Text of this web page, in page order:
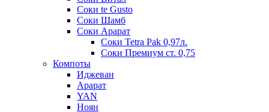
Соки te Gusto
Соки Шамб
Соки Арарат
Соки Tetra Pak 0,97л.
Соки Премиум ст. 0,75
Компоты
Иджеван
Арарат
YAN
Ноян